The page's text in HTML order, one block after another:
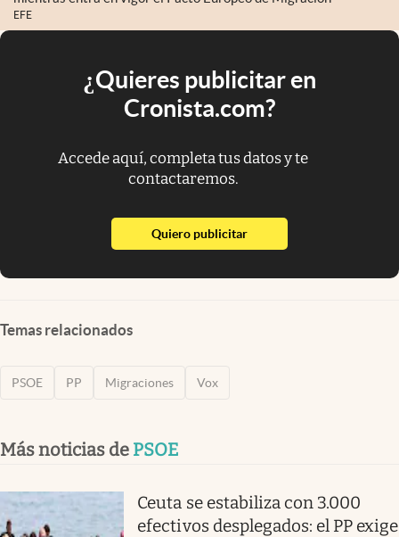
EFE
¿Quieres publicitar en
Cronista.com?
Accede aquí, completa tus datos y te
contactaremos.
Quiero publicitarabre en nueva pestaña
Temas relacionados
PSOE PP Migraciones Vox
Más noticias de PSOE
Ceuta se estabiliza con 3.000
efectivos desplegados: el PP exige